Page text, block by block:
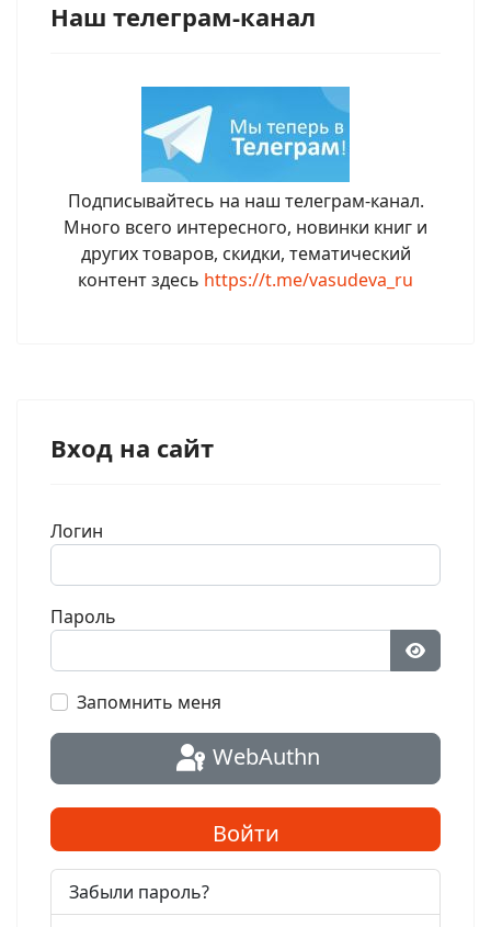
Наш телеграм-канал
Подписывайтесь на наш телеграм-канал.
Много всего интересного, новинки книг и
других товаров, скидки, тематический
контент здесь https://t.me/vasudeva_ru
Вход на сайт
Логин
Пароль
Запомнить меня
WebAuthn
Войти
Забыли пароль?